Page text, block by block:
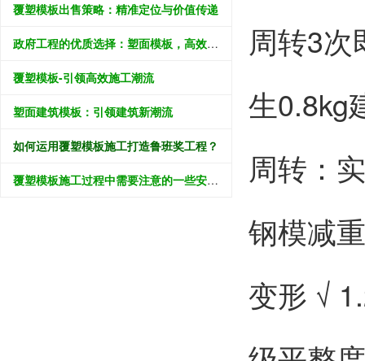
覆塑模板出售策略：精准定位与价值传递
政府工程的优质选择：塑面模板，高效推进民生建设
覆塑模板-引领高效施工潮流
塑面建筑模板：引领建筑新潮流
如何运用覆塑模板施工打造鲁班奖工程？
覆塑模板施工过程中需要注意的一些安全事项
周转3
生0.8kg
周转：
钢模减
变形 √